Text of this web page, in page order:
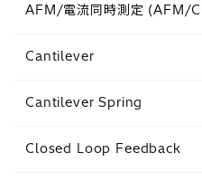
AFM/電流同時測定 (AFM/
Cantilever
Cantilever Spring
Closed Loop Feedback